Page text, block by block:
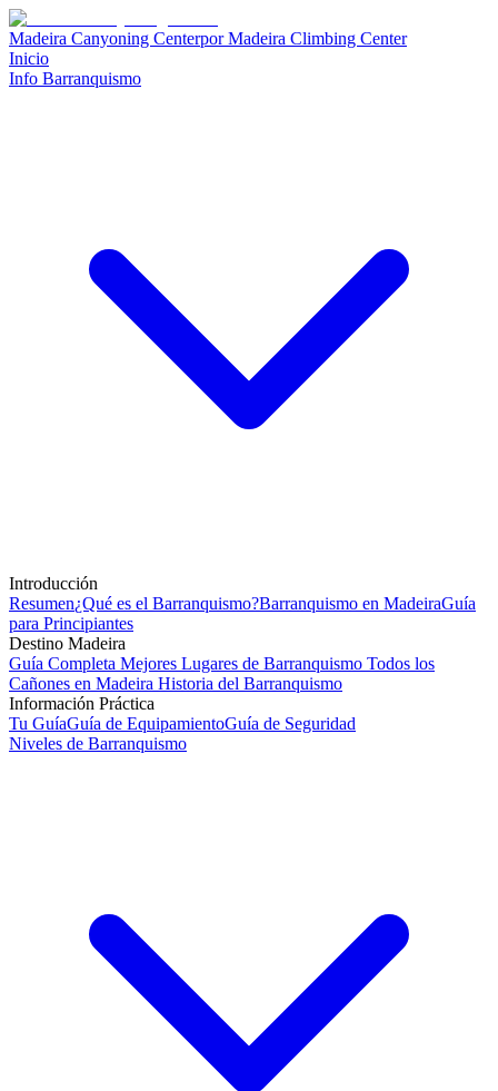
Madeira Canyoning CenterporMadeira Climbing Center
Inicio
Info Barranquismo
Introducción
Resumen¿Qué es el Barranquismo?Barranquismo en MadeiraGuía
para Principiantes
Destino Madeira
Guía Completa Mejores Lugares de Barranquismo Todos los
Cañones en Madeira Historia del Barranquismo
Información Práctica
Tu GuíaGuía de EquipamientoGuía de Seguridad
Niveles de Barranquismo